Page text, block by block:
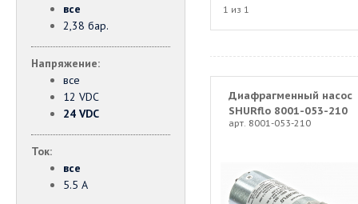
все
2,38 бар.
Напряжение:
все
12 VDC
24 VDC
Ток:
все
5.5 А
1 из 1
Диафрагменный насос
SHURflo 8001-053-210
арт. 8001-053-210